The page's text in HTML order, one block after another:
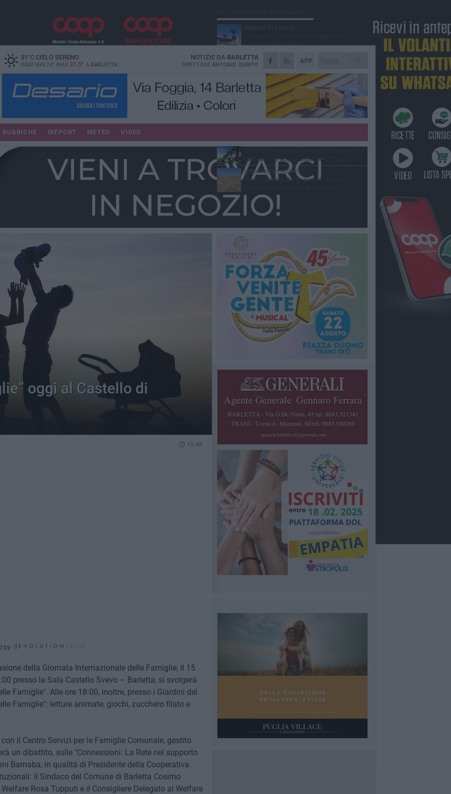
31 °CCIELO SERENO
OGGI MIN 24° MAX 31.5° A BARLETTA
APP
NOTIZIE DA BARLETTA
DIRETTORE ANTONIO QUINTO
RUBRICHE IREPORT METEO VIDEO
oggi al Castello di
15.48
by
della Giornata Internazionale delle Famiglie, il 15
presso la Sala Castello Svevo – Barletta, si svolgerà
Famiglie". Alle ore 18:00, inoltre, presso i Giardini del
Famiglie": letture animate, giochi, zucchero filato e
il Centro Servizi per le Famiglie Comunale, gestito
un dibattito, sulle "Connessioni: La Rete nel supporto
Barnaba, in qualità di Presidente della Cooperativa.
il Sindaco del Comune di Barletta Cosimo
Rosa Tupputi e il Consigliere Delegato al Welfare
stazione di Barletta
MERCOLEDÌ 5 AGOSTO
Barletta piange Gioacchino Dagnello:
64enne barlettano investito all'alba a Trani
GIOVEDÌ 30 LUGLIO
Rapina all'Ipercoop di Barletta: nel mirino la
gioielleria, banditi in fuga
DOMENICA 2 AGOSTO
Beni confiscati alla mafia. Nasce il servizio
VENERDÌ 31 LUGLIO
balneabili le acque antistanti il Canale H
MERCOLEDÌ 5 AGOSTO
Jova Summer Party, giovedì mattina